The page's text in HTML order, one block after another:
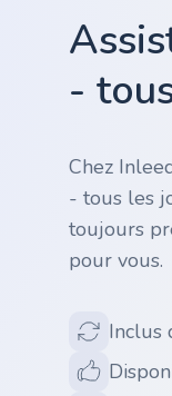
-
Chez
- tous les
toujours
pour vous.
Inclus